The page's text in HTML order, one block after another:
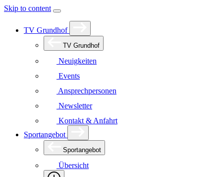
Skip to content
TV Grundhof
TV Grundhof
Neuigkeiten
Events
Ansprechpersonen
Newsletter
Kontakt & Anfahrt
Sportangebot
Sportangebot
Übersicht